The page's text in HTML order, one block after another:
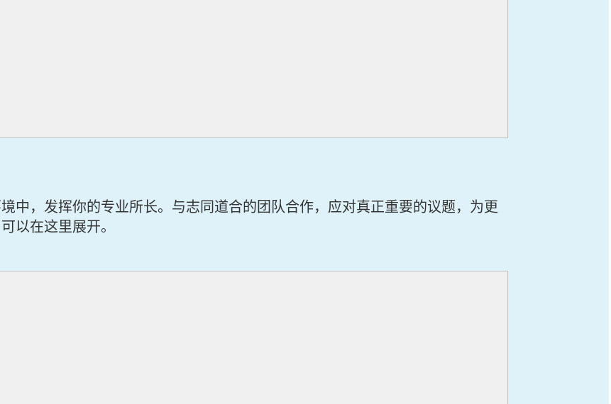
中，发挥你的专业所长。与志同道合的团队合作，应对真正重要的议题，为更
以在这里展开。